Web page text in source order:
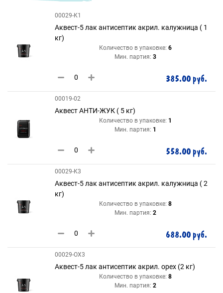
00029-К1
Аквест-5 лак антисептик акрил. калужница ( 1
кг)
Количество в упаковке: 6
Мин. партия: 3
385.00 руб.
00019-02
Аквест АНТИ-ЖУК ( 5 кг)
Количество в упаковке: 1
Мин. партия: 1
558.00 руб.
00029-К3
Аквест-5 лак антисептик акрил. калужница ( 2
кг)
Количество в упаковке: 8
Мин. партия: 2
688.00 руб.
00029-ОХ3
Аквест-5 лак антисептик акрил. орех (2 кг)
Количество в упаковке: 8
Мин. партия: 2